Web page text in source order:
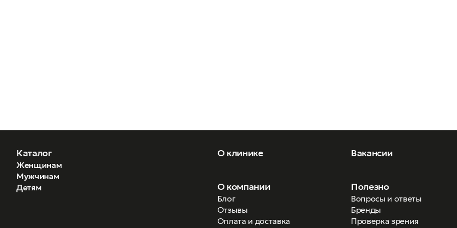
Каталог
Женщинам
Мужчинам
Детям
О клинике Вакансии
О компании
Блог
Отзывы
Оплата и доставка
Полезно
Вопросы и ответы
Бренды
Проверка зрения